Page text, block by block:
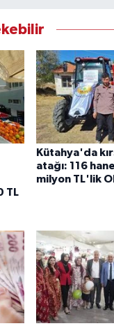
TL
Kütahya'da
atağı: 116
milyon TL'lik